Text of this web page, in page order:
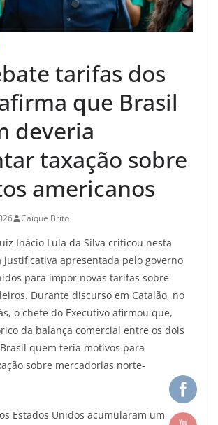
tarifas dos
que Brasil
deveria
taxação sobre
americanos
Caique Brito
Inácio Lula da Silva criticou nesta
justificativa apresentada pelo governo
para impor novas tarifas sobre
Durante discurso em Catalão, no
o chefe do Executivo afirmou que,
da balança comercial entre os dois
quem teria motivos para
sobre mercadorias norte-
Estados Unidos acumularam um